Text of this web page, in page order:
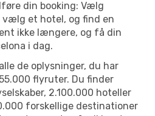
din booking: Vælg
et hotel, og find en
ikke længere, og få din
i dag.
de oplysninger, du har
flyruter. Du finder
2.100.000 hoteller
forskellige destinationer